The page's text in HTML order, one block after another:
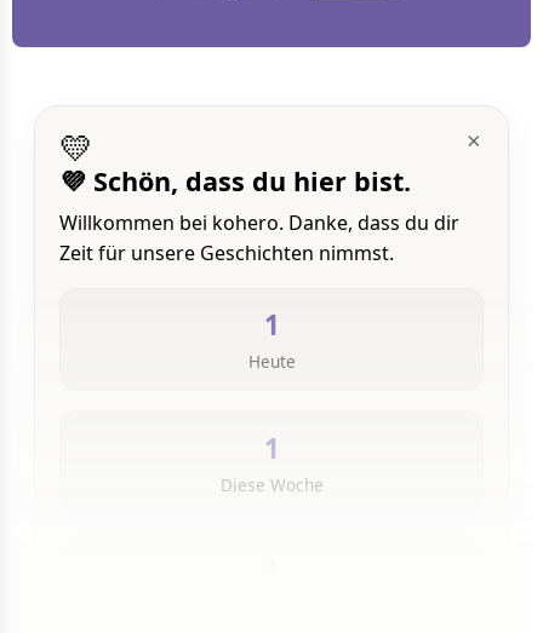
×
💛
💜 Schön, dass du hier bist.
Willkommen bei kohero. Danke, dass du dir
Zeit für unsere Geschichten nimmst.
1
Heute
1
Diese Woche